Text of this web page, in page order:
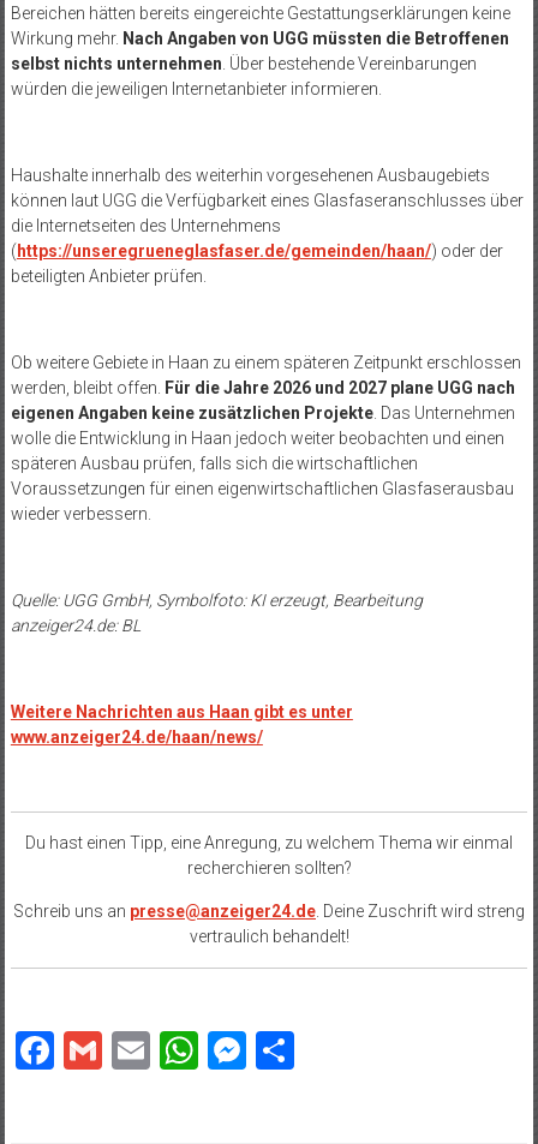
Bereichen hätten bereits eingereichte Gestattungserklärungen keine
Wirkung mehr. Nach Angaben von UGG müssten die Betroffenen
selbst nichts unternehmen. Über bestehende Vereinbarungen
würden die jeweiligen Internetanbieter informieren.
Haushalte innerhalb des weiterhin vorgesehenen Ausbaugebiets
können laut UGG die Verfügbarkeit eines Glasfaseranschlusses über
die Internetseiten des Unternehmens
( https://unseregrueneglasfaser.de/gemeinden/haan/) oder der
beteiligten Anbieter prüfen.
Ob weitere Gebiete in Haan zu einem späteren Zeitpunkt erschlossen
werden, bleibt offen. Für die Jahre 2026 und 2027 plane UGG nach
eigenen Angaben keine zusätzlichen Projekte. Das Unternehmen
wolle die Entwicklung in Haan jedoch weiter beobachten und einen
späteren Ausbau prüfen, falls sich die wirtschaftlichen
Voraussetzungen für einen eigenwirtschaftlichen Glasfaserausbau
wieder verbessern.
Quelle: UGG GmbH, Symbolfoto: KI erzeugt, Bearbeitung
anzeiger24.de: BL
Weitere Nachrichten aus Haan gibt es unter
www.anzeiger24.de/haan/news/
Du hast einen Tipp, eine Anregung, zu welchem Thema wir einmal
recherchieren sollten?
Schreib uns an presse@anzeiger24.de. Deine Zuschrift wird streng
vertraulich behandelt!
Facebook
GmailEmailWhatsApp
Messenger